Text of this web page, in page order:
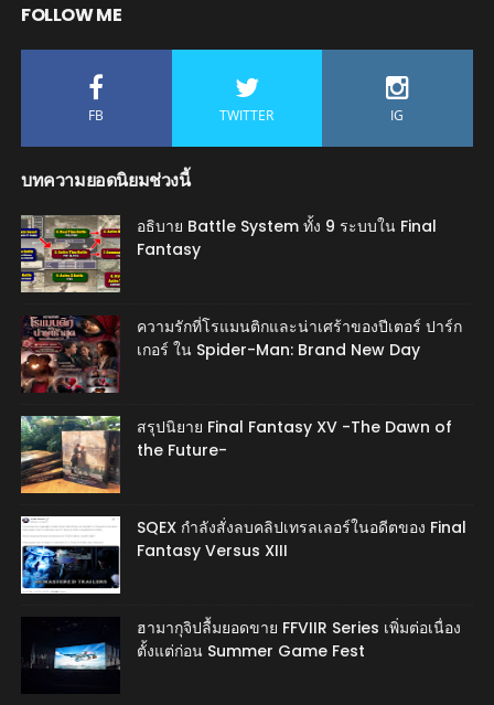
FOLLOW ME
FB TWITTER IG
บทความยอดนิยมช่วงนี้
อธิบาย Battle System ทั้ง 9 ระบบใน Final
Fantasy
ความรักที่โรแมนติกและน่าเศร้าของปีเตอร์ ปาร์ก
เกอร์ ใน Spider-Man: Brand New Day
สรุปนิยาย Final Fantasy XV -The Dawn of
the Future-
SQEX กำลังสั่งลบคลิปเทรลเลอร์ในอดีตของ Final
Fantasy Versus XIII
ฮามากุจิปลื้มยอดขาย FFVIIR Series เพิ่มต่อเนื่อง
ตั้งแต่ก่อน Summer Game Fest